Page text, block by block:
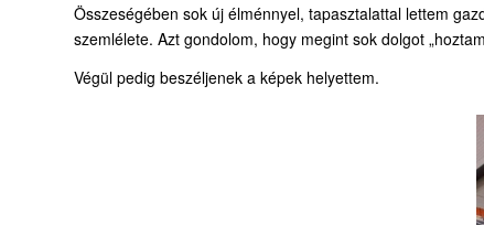
Összeségében sok új élménnyel, tapasztalattal lettem
szemlélete. Azt gondolom, hogy megint sok dolgot
Végül pedig beszéljenek a képek helyettem.